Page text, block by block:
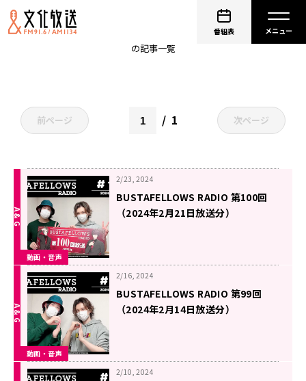
番組表
バスタフェレディオ
の記事一覧
前ページ 1 次ページ
動画・音声
2/23, 2024
BUSTAFELLOWS RADIO 第100回
（2024年2月21日放送分）
動画・音声
2/16, 2024
BUSTAFELLOWS RADIO 第99回
（2024年2月14日放送分）
2/10, 2024